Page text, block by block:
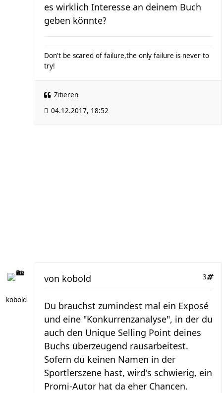
es wirklich Interesse an deinem Buch
geben könnte?
Don't be scared of failure,the only failure is never to
try!
Zitieren
04.12.2017, 18:52
kobold
3
von kobold
Du brauchst zumindest mal ein Exposé
und eine "Konkurrenzanalyse", in der du
auch den Unique Selling Point deines
Buchs überzeugend rausarbeitest.
Sofern du keinen Namen in der
Sportlerszene hast, wird's schwierig, ein
Promi-Autor hat da eher Chancen.